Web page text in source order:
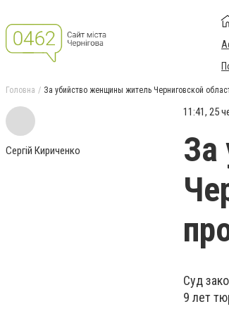
Головна За убийство женщины житель Черниговской
Сергій Кириченко
11:41, 25
За
Суд
9 лет